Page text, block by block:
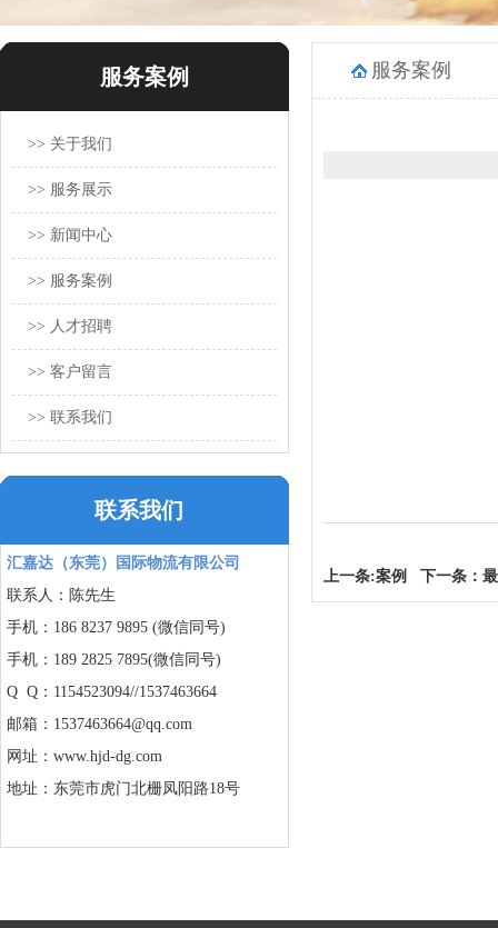
服务案例
>> 关于我们
>> 服务展示
>> 新闻中心
>> 服务案例
>> 人才招聘
>> 客户留言
>> 联系我们
联系我们
汇嘉达（东莞）国际物流有限公司
联系人：陈先生
手机：186 8237 9895 (微信同号)
手机：189 2825 7895(微信同号)
Q Q：1154523094//1537463664
邮箱：1537463664@qq.com
网址：www.hjd-dg.com
地址：东莞市虎门北栅凤阳路18号
服务案例
上一条:案例 下一条：